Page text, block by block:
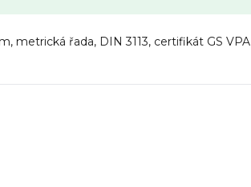
metrická řada, DIN 3113, certifikát GS VPA